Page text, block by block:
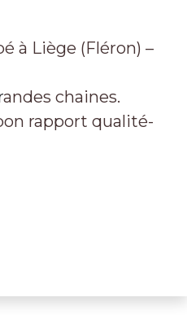
à Liège (Fléron) –
andes chaines.
rapport qualité-